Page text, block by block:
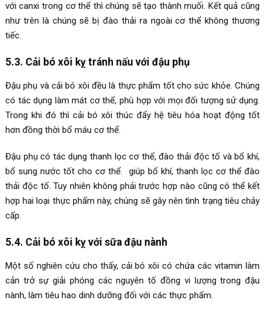
với canxi trong cơ thể thì chúng sẽ tạo thành muối. Kết quả cũng
như trên là chúng sẽ bị đào thải ra ngoài cơ thể không thương
tiếc.
5.3. Cải bó xôi kỵ tránh nấu với đậu phụ
Đậu phụ và cải bó xôi đều là thực phẩm tốt cho sức khỏe. Chúng
có tác dụng làm mát cơ thể, phù hợp với mọi đối tượng sử dụng.
Trong khi đó thì cải bó xôi thúc đẩy hệ tiêu hóa hoạt động tốt
hơn đồng thời bổ máu cơ thể.
Đậu phụ có tác dụng thanh lọc cơ thể, đào thải độc tố và bổ khí,
bổ sung nước tốt cho cơ thể. giúp bổ khí, thanh lọc cơ thể đào
thải độc tố. Tuy nhiên không phải trước hợp nào cũng có thể kết
hợp hai loại thực phẩm này, chúng sẽ gây nên tình trạng tiêu chảy
cấp.
5.4. Cải bó xôi kỵ với sữa đậu nành
Một số nghiên cứu cho thấy, cải bó xôi có chứa các vitamin làm
cản trở sự giải phóng các nguyên tố đồng vi lượng trong đậu
nành, làm tiêu hao dinh dưỡng đối với các thực phẩm.